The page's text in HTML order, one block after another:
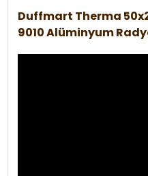
Duffmart Therma
9010 Alüminyum